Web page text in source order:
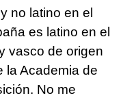
no latino en el
es latino en el
vasco de origen
la Academia de
No me